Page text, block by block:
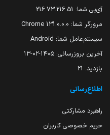
آی‌پی شما: 216.73.216.51
مرورگر شما: 131.0.0.0 Chrome
سیستم‌عامل شما: Android
آخرین بروزرسانی: ۱۴۰۵-۰۲-۱۳
بازدید: 21
اطلاع‌رسانی
راهبرد مشارکتی
حریم خصوصی کاربران